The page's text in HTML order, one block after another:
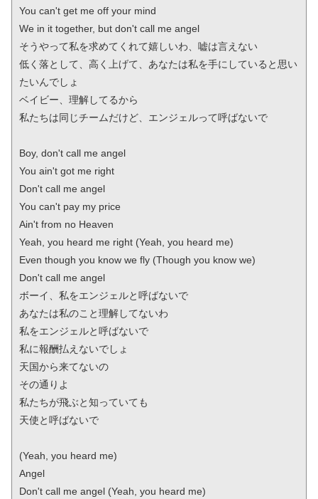
You can't get me off your mind
We in it together, but don't call me angel
そうやって私を求めてくれて嬉しいわ、嘘は言えない
低く落として、高く上げて、あなたは私を手にしていると思い
たいんでしょ
ベイビー、理解してるから
私たちは同じチームだけど、エンジェルって呼ばないで
Boy, don't call me angel
You ain't got me right
Don't call me angel
You can't pay my price
Ain't from no Heaven
Yeah, you heard me right (Yeah, you heard me)
Even though you know we fly (Though you know we)
Don't call me angel
ボーイ、私をエンジェルと呼ばないで
あなたは私のこと理解してないわ
私をエンジェルと呼ばないで
私に報酬払えないでしょ
天国から来てないの
その通りよ
私たちが飛ぶと知っていても
天使と呼ばないで
(Yeah, you heard me)
Angel
Don't call me angel (Yeah, you heard me)